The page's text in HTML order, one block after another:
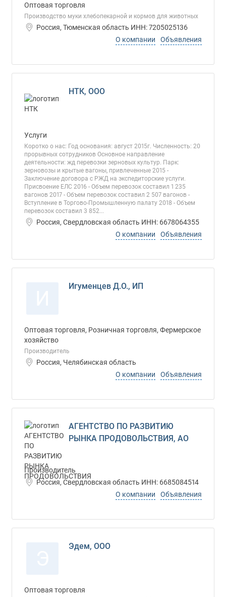
Оптовая торговля
Производство муки хлебопекарной и кормов для животных
Россия, Тюменская область ИНН: 7205025136
О компании
Объявления
НТК, ООО
Услуги
Коротко о нас: Год основания: август 2015г. Численность: 20
прорывных сотрудников Основное направление
деятельности: жд перевозки зерновых культур. Парк:
зерновозы и крытые вагоны, привлеченные 2015 -
Заключение договора с РЖД на экспедиторские услуги.
Присвоение ЕЛС 2016 - Объем перевозок составил 1 235
вагонов 2017 - Объем перевозок составил 2 507 вагонов -
Вступление в Торгово-Промышленную палату 2018 - Объем
перевозок составил 3 852...
Россия, Свердловская область ИНН: 6678064355
О компании
Объявления
Игуменцев Д.О., ИП
Оптовая торговля, Розничная торговля, Фермерское
хозяйство
Производитель
Россия, Челябинская область
О компании
Объявления
АГЕНТСТВО ПО РАЗВИТИЮ
РЫНКА ПРОДОВОЛЬСТВИЯ, АО
Производитель
Россия, Свердловская область ИНН: 6685084514
О компании
Объявления
Эдем, ООО
Оптовая торговля